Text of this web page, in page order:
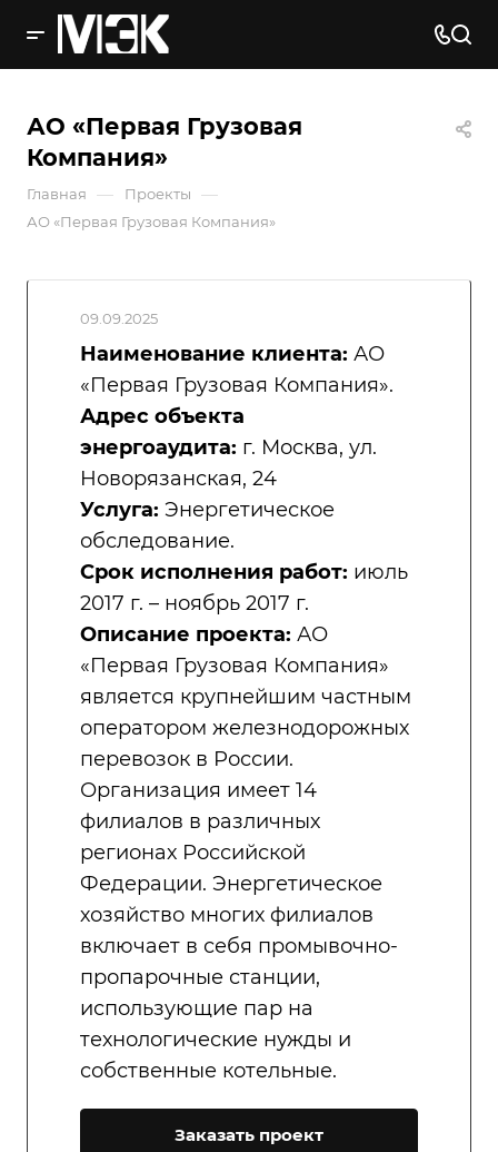
АО «Первая Грузовая
Компания»
Главная — Проекты —
АО «Первая Грузовая Компания»
09.09.2025
Наименование клиента: АО
«Первая Грузовая Компания».
Адрес объекта
энергоаудита: г. Москва, ул.
Новорязанская, 24
Услуга: Энергетическое
обследование.
Срок исполнения работ: июль
2017 г. – ноябрь 2017 г.
Описание проекта: АО
«Первая Грузовая Компания»
является крупнейшим частным
оператором железнодорожных
перевозок в России.
Организация имеет 14
филиалов в различных
регионах Российской
Федерации. Энергетическое
хозяйство многих филиалов
включает в себя промывочно-
пропарочные станции,
использующие пар на
технологические нужды и
собственные котельные.
Заказать проект